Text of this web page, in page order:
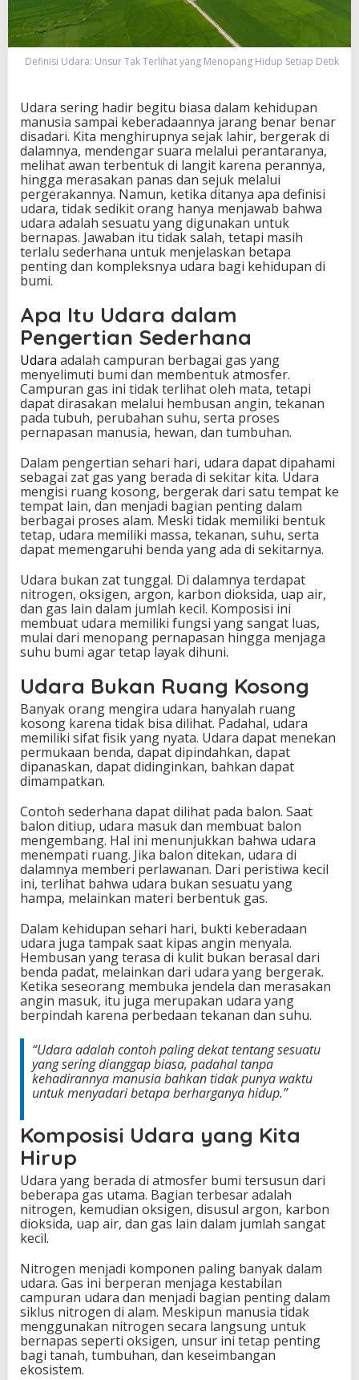
T
r
a
t
y
a
n
g
M
e
n
o
p
a
H
d
u
p
S
e
t
i
p
D
e
t
i
k
Definisi Udara: Unsur Tak Terlihat yang Menopang Hidup Setiap Detik
Udara sering hadir begitu biasa dalam kehidupan
manusia sampai keberadaannya jarang benar benar
disadari. Kita menghirupnya sejak lahir, bergerak di
dalamnya, mendengar suara melalui perantaranya,
melihat awan terbentuk di langit karena perannya,
hingga merasakan panas dan sejuk melalui
pergerakannya. Namun, ketika ditanya apa definisi
udara, tidak sedikit orang hanya menjawab bahwa
udara adalah sesuatu yang digunakan untuk
bernapas. Jawaban itu tidak salah, tetapi masih
terlalu sederhana untuk menjelaskan betapa
penting dan kompleksnya udara bagi kehidupan di
bumi.
Apa Itu Udara dalam
Pengertian Sederhana
Udara adalah campuran berbagai gas yang
menyelimuti bumi dan membentuk atmosfer.
Campuran gas ini tidak terlihat oleh mata, tetapi
dapat dirasakan melalui hembusan angin, tekanan
pada tubuh, perubahan suhu, serta proses
pernapasan manusia, hewan, dan tumbuhan.
Dalam pengertian sehari hari, udara dapat dipahami
sebagai zat gas yang berada di sekitar kita. Udara
mengisi ruang kosong, bergerak dari satu tempat ke
tempat lain, dan menjadi bagian penting dalam
berbagai proses alam. Meski tidak memiliki bentuk
tetap, udara memiliki massa, tekanan, suhu, serta
dapat memengaruhi benda yang ada di sekitarnya.
Udara bukan zat tunggal. Di dalamnya terdapat
nitrogen, oksigen, argon, karbon dioksida, uap air,
dan gas lain dalam jumlah kecil. Komposisi ini
membuat udara memiliki fungsi yang sangat luas,
mulai dari menopang pernapasan hingga menjaga
suhu bumi agar tetap layak dihuni.
Udara Bukan Ruang Kosong
Banyak orang mengira udara hanyalah ruang
kosong karena tidak bisa dilihat. Padahal, udara
memiliki sifat fisik yang nyata. Udara dapat menekan
permukaan benda, dapat dipindahkan, dapat
dipanaskan, dapat didinginkan, bahkan dapat
dimampatkan.
Contoh sederhana dapat dilihat pada balon. Saat
balon ditiup, udara masuk dan membuat balon
mengembang. Hal ini menunjukkan bahwa udara
menempati ruang. Jika balon ditekan, udara di
dalamnya memberi perlawanan. Dari peristiwa kecil
ini, terlihat bahwa udara bukan sesuatu yang
hampa, melainkan materi berbentuk gas.
Dalam kehidupan sehari hari, bukti keberadaan
udara juga tampak saat kipas angin menyala.
Hembusan yang terasa di kulit bukan berasal dari
benda padat, melainkan dari udara yang bergerak.
Ketika seseorang membuka jendela dan merasakan
angin masuk, itu juga merupakan udara yang
berpindah karena perbedaan tekanan dan suhu.
“Udara adalah contoh paling dekat tentang sesuatu
yang sering dianggap biasa, padahal tanpa
kehadirannya manusia bahkan tidak punya waktu
untuk menyadari betapa berharganya hidup.”
Komposisi Udara yang Kita
Hirup
Udara yang berada di atmosfer bumi tersusun dari
beberapa gas utama. Bagian terbesar adalah
nitrogen, kemudian oksigen, disusul argon, karbon
dioksida, uap air, dan gas lain dalam jumlah sangat
kecil.
Nitrogen menjadi komponen paling banyak dalam
udara. Gas ini berperan menjaga kestabilan
campuran udara dan menjadi bagian penting dalam
siklus nitrogen di alam. Meskipun manusia tidak
menggunakan nitrogen secara langsung untuk
bernapas seperti oksigen, unsur ini tetap penting
bagi tanah, tumbuhan, dan keseimbangan
ekosistem.